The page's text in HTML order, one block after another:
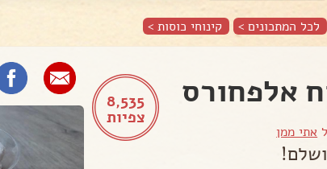
לכל המתכונים > קינוחי כוסות >
8,535
צפיות
אלפחורס
אתי ממן